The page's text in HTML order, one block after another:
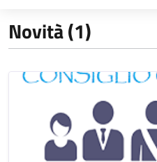
Novità (1)